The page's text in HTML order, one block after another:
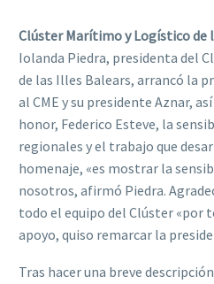
Clúster Marítimo y Logístico de
Iolanda Piedra, presidenta del
de las Illes Balears, arrancó la
al CME y su presidente Aznar,
honor, Federico Esteve, la
regionales y el trabajo que
homenaje, «es mostrar la
nosotros, afirmó Piedra.
todo el equipo del Clúster «por
apoyo, quiso remarcar la
Tras hacer una breve